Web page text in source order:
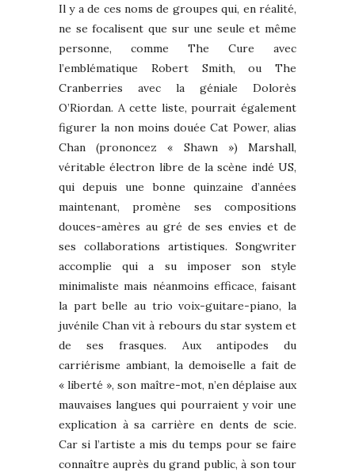
Il y a de ces noms de groupes qui, en réalité,
ne se focalisent que sur une seule et même
personne, comme The Cure avec
l’emblématique Robert Smith, ou The
Cranberries avec la géniale Dolorès
O’Riordan. A cette liste, pourrait également
figurer la non moins douée Cat Power, alias
Chan (prononcez « Shawn ») Marshall,
véritable électron libre de la scène indé US,
qui depuis une bonne quinzaine d’années
maintenant, promène ses compositions
douces-amères au gré de ses envies et de
ses collaborations artistiques. Songwriter
accomplie qui a su imposer son style
minimaliste mais néanmoins efficace, faisant
la part belle au trio voix-guitare-piano, la
juvénile Chan vit à rebours du star system et
de ses frasques. Aux antipodes du
carriérisme ambiant, la demoiselle a fait de
« liberté », son maître-mot, n’en déplaise aux
mauvaises langues qui pourraient y voir une
explication à sa carrière en dents de scie.
Car si l’artiste a mis du temps pour se faire
connaître auprès du grand public, à son tour